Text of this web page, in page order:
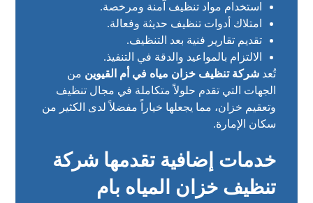
استخدام مواد تنظيف آمنة ومرخصة.
امتلاك أدوات تنظيف حديثة وفعالة.
تقديم تقارير فنية بعد التنظيف.
الالتزام بالمواعيد والدقة في التنفيذ.
تُعدشركة تنظيف خزان مياه في أم القيوين من
الجهات التي تقدم حلولاً متكاملة في مجال تنظيف
وتعقيم خزان، مما يجعلها خياراً مفضلاً لدى الكثير من
سكان الإمارة.
خدمات إضافية تقدمها شركة
تنظيف خزان المياه بام